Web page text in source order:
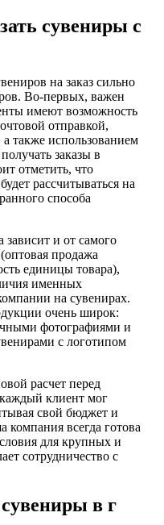
сувениры с
на заказ сильно
Во-первых, важен
имеют возможность
отправкой,
также использованием
заказы в
отметить, что
рассчитываться на
способа
зависит и от самого
продажа
единицы товара),
именных
на сувенирах.
очень широк:
фотографиями и
с логотипом
расчет перед
клиент мог
свой бюджет и
компания всегда готова
для крупных и
сотрудничество с
в г